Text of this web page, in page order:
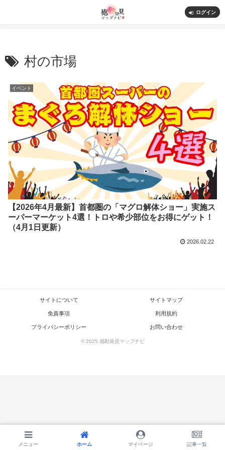
ログイン
村の市場
イベント
【2026年4月最新】首都圏の「マグロ解体ショー」実施ス
ーパーマーケット4選！トロや希少部位をお得にゲット！
（4月1日更新）
2026.02.22
メニュー トップ サイドバー
サイトについて サイトマップ
免責事項 利用規約
プライバシーポリシー お問い合わせ
© 2025 感動発見マップナビ
メニュー ホーム マイページ 記事一覧